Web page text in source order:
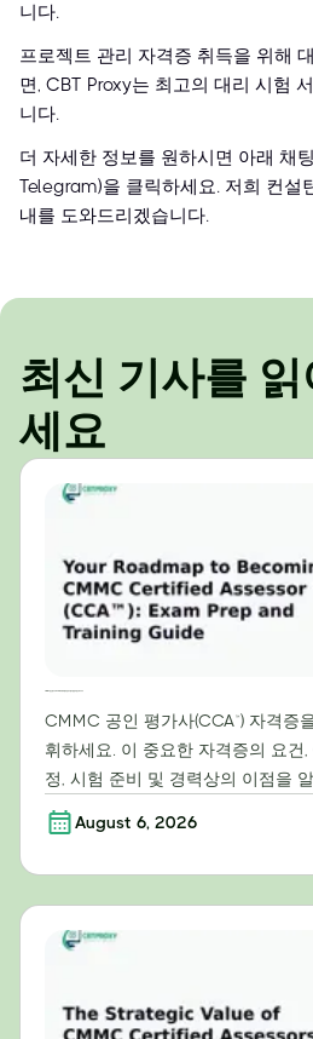
니다.
프로젝트 관리 자격증 취득을 위해
면, CBT Proxy는 최고의 대리 시험
니다.
더 자세한 정보를 원하시면 아래 채
Telegram)을 클릭하세요. 저희 컨설
내를 도와드리겠습니다.
최신 기사를
세요
CMMC 공인 평가사(CCA™) 자격증
휘하세요. 이 중요한 자격증의 요건
정, 시험 준비 및 경력상의 이점을
August 6, 2026